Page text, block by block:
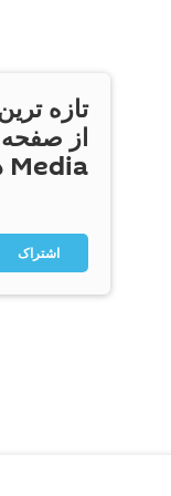
تازه
Media دنبال کنید
اشتراک